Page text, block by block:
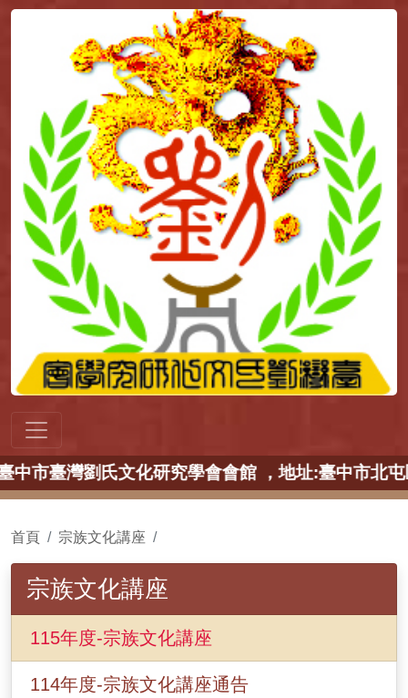
灣劉氏文化研究學會會館 ，地址:臺中市北屯
首頁 宗族文化講座
宗族文化講座
115年度-宗族文化講座
114年度-宗族文化講座通告